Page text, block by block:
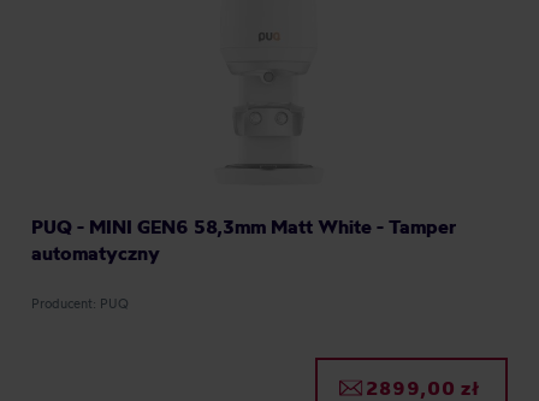
PUQ - MINI GEN6 58,3mm Matt White - Tamper
automatyczny
Producent: PUQ
2899,00 zł